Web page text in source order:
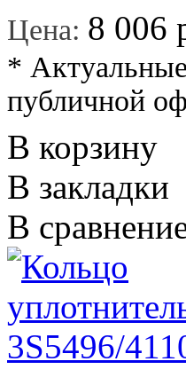
Цена: 8 006
*
публичной
В корзину
В закладки
В